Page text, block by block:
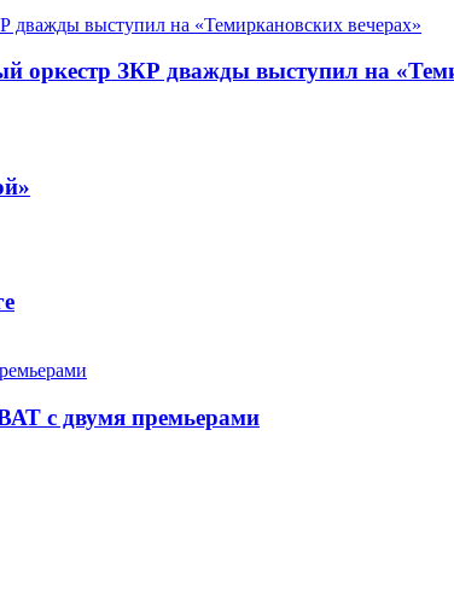
оркестр ЗКР дважды выступил на
с двумя премьерами